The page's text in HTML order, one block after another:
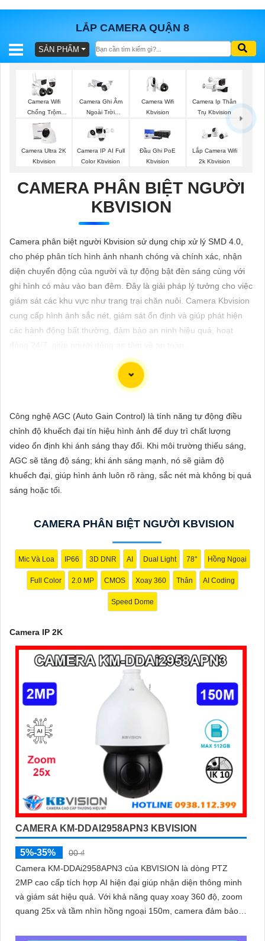
LẮP CAMERA QUẬN 8
BÁO
TRỌN
GÓI
SẢN
LẮP
ĐẶT
PHỤ
KIỆN
VẤN
DỊCH
VỤ
SẢN PHẨM
Camera Wifi
Chống Trộm
Kbvision
Camera Ghi Âm
Ngoài Trời
Camera Wifi
Kbvision
Camera Ip Thân
Trụ Kbvision
Camera Ultra 2K
Kbvision
Camera IP AI Full
Color Kbvision
Đầu Ghi PoE
Kbvision
Lắp Camera Wifi
2k Kbvision
CAMERA PHÂN BIỆT NGƯỜI
KBVISION
Camera phân biệt người Kbvision sử dụng chip xử lý SMD 4.0,
cho phép phân tích hình ảnh nhanh chóng và chính xác, nhận
diện chuyển động của người và tự động bật đèn sáng cùng với
ghi hình có màu vào ban đêm. Đây là giải pháp lý tưởng cho việc
giám sát các khu vực như trang trại chăn nuôi. Camera Kbvision
cung cấp hình ảnh sắc nét, giám sát ổn định và giúp phát hiện
các hành động bất thường, đảm bảo an ninh hiệu quả, hoạt
hình ảnh sắc nét, chi tiết. Tích hợp công nghệ hiện đại, thiết bị
di động. Camera IP 2K là giải pháp hiệu quả để bảo vệ ngôi nhà
hoặc doanh nghiệp của bạn."
Công nghệ AGC (Auto Gain Control) là tính năng tự động điều
chỉnh độ khuếch đại tín hiệu hình ảnh để duy trì chất lượng
video ổn định khi ánh sáng thay đổi. Khi môi trường thiếu sáng,
AGC sẽ tăng độ sáng; khi ánh sáng mạnh, nó sẽ giảm độ
khuếch đại, giúp hình ảnh luôn rõ ràng, sắc nét mà không bị quá
sáng hoặc tối.
CAMERA PHÂN BIỆT NGƯỜI KBVISION
Mic Và Loa IP66 3D DNR AI Dual Light 78° Hồng Ngoại
Full Color 2.0 MP CMOS Xoay 360 Thân AI Coding
Speed Dome
Camera IP 2K
CAMERA KM-DDAI2958APN3 KBVISION
5%-35%
00 ₫
Camera KM-DDAi2958APN3 của KBVISION là dòng PTZ
2MP cao cấp tích hợp AI hiện đại giúp nhận diện thông minh
và giám sát hiệu quả. Với khả năng quay xoay 360 độ, zoom
quang 25x và tầm nhìn hồng ngoại 150m, camera đảm bảo